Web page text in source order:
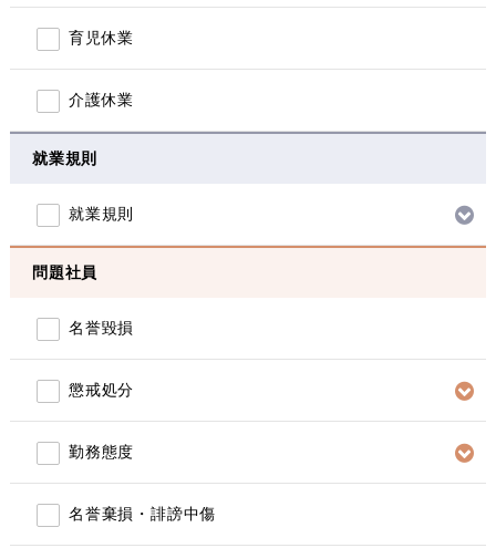
育児休業
介護休業
就業規則
就業規則
問題社員
名誉毀損
懲戒処分
勤務態度
名誉棄損・誹謗中傷